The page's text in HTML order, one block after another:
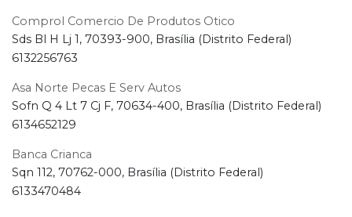
Comprol Comercio De Produtos Otico
Sds Bl H Lj 1, 70393-900, Brasília (Distrito Federal)
6132256763
Asa Norte Pecas E Serv Autos
Sofn Q 4 Lt 7 Cj F, 70634-400, Brasília (Distrito Federal)
6134652129
Banca Crianca
Sqn 112, 70762-000, Brasília (Distrito Federal)
6133470484